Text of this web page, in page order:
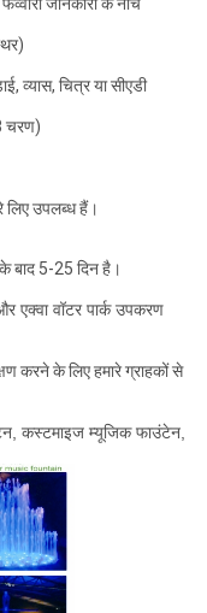
व्यास, चित्र या सीएडी
चरण)
उपलब्ध हैं।
बाद 5-25 दिन है।
एक्वा वॉटर पार्क उपकरण
करने के लिए हमारे ग्राहकों से
कस्टमाइज म्यूजिक फाउंटेन,